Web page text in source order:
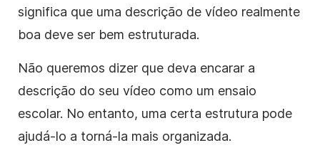
significa que uma descrição de vídeo realmente
boa deve ser bem estruturada.
Não queremos dizer que deva encarar a
descrição do seu vídeo como um ensaio
escolar. No entanto, uma certa estrutura pode
ajudá-lo a torná-la mais organizada.